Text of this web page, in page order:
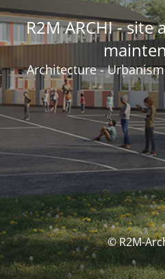
R2M ARCHI -
Architecture -
© R2M-